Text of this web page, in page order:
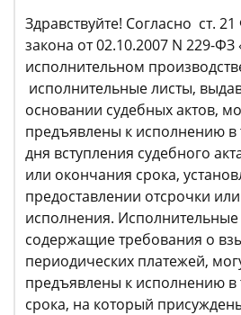
Здравствуйте! Согласно ст.
закона от 02.10.2007 N 229-ФЗ
исполнительном
исполнительные листы,
основании судебных актов,
предъявлены к исполнению в
дня вступления судебного
или окончания срока,
предоставлении отсрочки
исполнения.
содержащие требования о
периодических платежей,
предъявлены к исполнению в
срока, на который